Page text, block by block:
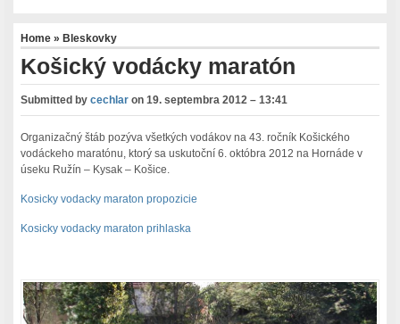
Home» Bleskovky
Košický vodácky maratón
Submitted bycechlar on19. septembra 2012 – 13:41
Organizačný štáb pozýva všetkých vodákov na 43. ročník Košického
vodáckeho maratónu, ktorý sa uskutoční 6. októbra 2012 na Hornáde v
úseku Ružín – Kysak – Košice.
Kosicky vodacky maraton propozicie
Kosicky vodacky maraton prihlaska